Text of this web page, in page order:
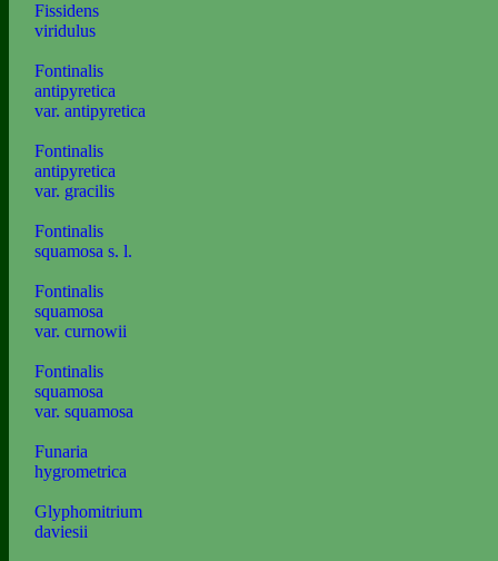
Fissidens
viridulus
Fontinalis
antipyretica
var. antipyretica
Fontinalis
antipyretica
var. gracilis
Fontinalis
squamosa s. l.
Fontinalis
squamosa
var. curnowii
Fontinalis
squamosa
var. squamosa
Funaria
hygrometrica
Glyphomitrium
daviesii